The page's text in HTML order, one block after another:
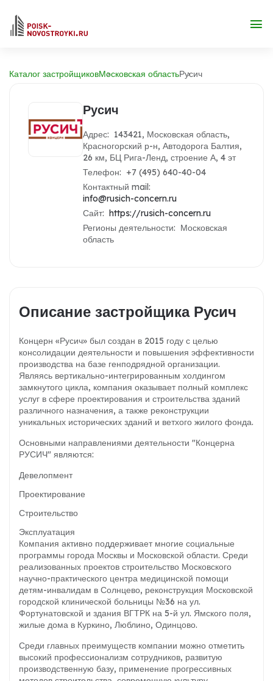
Каталог застройщиковМосковская областьРусич
Русич
Адрес: 143421, Московская область,
Красногорский р-н, Автодорога Балтия,
26 км, БЦ Рига-Ленд, строение А, 4 эт
Телефон: +7 (495) 640-40-04
Контактный mail:
info@rusich-concern.ru
Сайт: https://rusich-concern.ru
Регионы деятельности: Московская
область
Описание застройщика Русич
Концерн «Русич» был создан в 2015 году с целью
консолидации деятельности и повышения эффективности
производства на базе генподрядной организации.
Являясь вертикально-интегрированным холдингом
замкнутого цикла, компания оказывает полный комплекс
услуг в сфере проектирования и строительства зданий
различного назначения, а также реконструкции
уникальных исторических зданий и ветхого жилого фонда.
Основными направлениями деятельности "Концерна
РУСИЧ" являются:
Девелопмент
Проектирование
Строительство
Эксплуатация
Компания активно поддерживает многие социальные
программы города Москвы и Московской области. Среди
реализованных проектов строительство Московского
научно-практического центра медицинской помощи
детям-инвалидам в Солнцево, реконструкция Московской
городской клинической больницы №36 на ул.
Фортунатовской и здания ВГТРК на 5-й ул. Ямского поля,
жилые дома в Куркино, Люблино, Одинцово.
Среди главных преимуществ компании можно отметить
высокий профессионализм сотрудников, развитую
производственную базу, применение прогрессивных